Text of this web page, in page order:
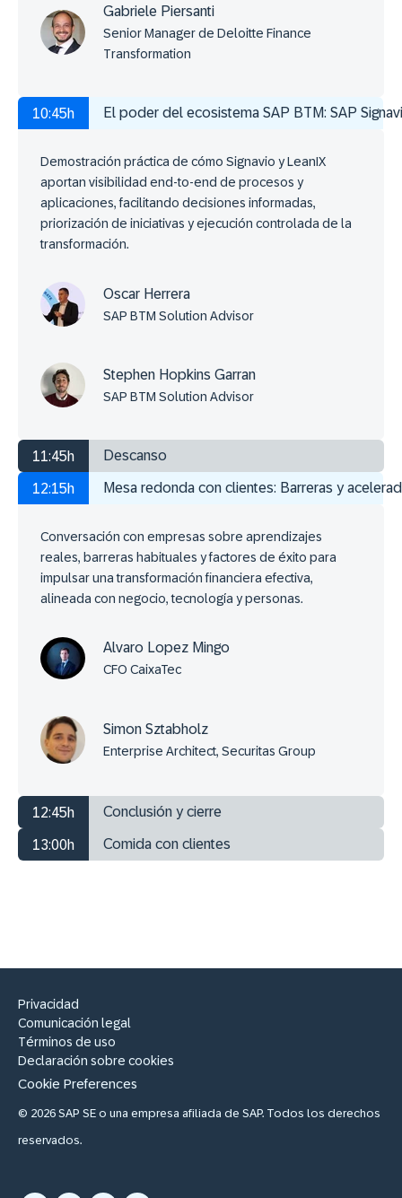
Gabriele Piersanti
Senior Manager de Deloitte Finance
Transformation
10:45h El poder del ecosistema SAP BTM: SAP
Demostración práctica de cómo Signavio y LeanIX
aportan visibilidad end-to-end de procesos y
aplicaciones, facilitando decisiones informadas,
priorización de iniciativas y ejecución controlada de la
transformación.
Oscar Herrera
SAP BTM Solution Advisor
Stephen Hopkins Garran
SAP BTM Solution Advisor
11:45h Descanso
12:15h Mesa redonda con clientes: Barreras y
Conversación con empresas sobre aprendizajes
reales, barreras habituales y factores de éxito para
impulsar una transformación financiera efectiva,
alineada con negocio, tecnología y personas.
Alvaro Lopez Mingo
CFO CaixaTec
Simon Sztabholz
Enterprise Architect, Securitas Group
12:45h Conclusión y cierre
13:00h Comida con clientes
Privacidad
Comunicación legal
Términos de uso
Declaración sobre cookies
Cookie Preferences
© 2026 SAP SE o una empresa afiliada de SAP. Todos los derechos
reservados.